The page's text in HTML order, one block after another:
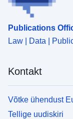
uriRef:
Publications
Law | Data |
Kontakt
Võtke ühendust
Tellige uudiskiri